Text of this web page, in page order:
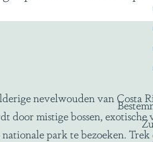
nevelwouden van Costa
door mistige bossen,
park te bezoeken.